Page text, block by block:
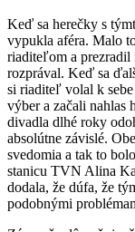
Keď sa herečky s
vypukla aféra. Malo
riaditeľom a prezradil
rozprával. Keď sa
si riaditeľ volal k
výber a začali nahlas
divadla dlhé roky
absolútne závislé.
svedomia a tak to
stanicu TVN Alina
dodala, že dúfa, že
podobnými